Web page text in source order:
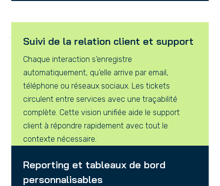
Suivi de la relation client et support
Chaque interaction s’enregistre
automatiquement, qu’elle arrive par email,
téléphone ou réseaux sociaux. Les tickets
circulent entre services avec une traçabilité
complète. Cette vision unifiée aide le support
client à répondre rapidement avec tout le
contexte nécessaire.
Reporting et tableaux de bord
personnalisables